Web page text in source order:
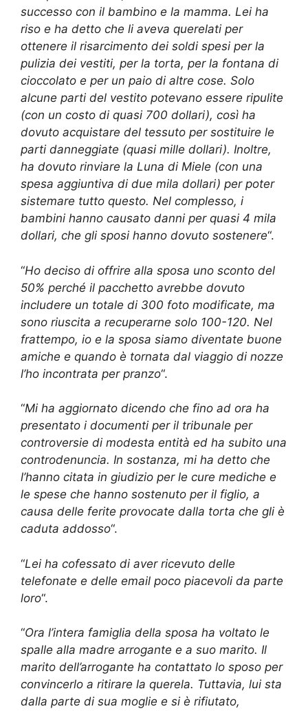
successo con il bambino e la mamma. Lei ha
riso e ha detto che li aveva querelati per
ottenere il risarcimento dei soldi spesi per la
pulizia dei vestiti, per la torta, per la fontana di
cioccolato e per un paio di altre cose. Solo
alcune parti del vestito potevano essere ripulite
(con un costo di quasi 700 dollari), così ha
dovuto acquistare del tessuto per sostituire le
parti danneggiate (quasi mille dollari). Inoltre,
ha dovuto rinviare la Luna di Miele (con una
spesa aggiuntiva di due mila dollari) per poter
sistemare tutto questo. Nel complesso, i
bambini hanno causato danni per quasi 4 mila
dollari, che gli sposi hanno dovuto sostenere“.
“Ho deciso di offrire alla sposa uno sconto del
50% perché il pacchetto avrebbe dovuto
includere un totale di 300 foto modificate, ma
sono riuscita a recuperarne solo 100-120. Nel
frattempo, io e la sposa siamo diventate buone
amiche e quando è tornata dal viaggio di nozze
l’ho incontrata per pranzo“.
“Mi ha aggiornato dicendo che fino ad ora ha
presentato i documenti per il tribunale per
controversie di modesta entità ed ha subito una
controdenuncia. In sostanza, mi ha detto che
l’hanno citata in giudizio per le cure mediche e
le spese che hanno sostenuto per il figlio, a
causa delle ferite provocate dalla torta che gli è
caduta addosso“.
“Lei ha cofessato di aver ricevuto delle
telefonate e delle email poco piacevoli da parte
loro“.
“Ora l’intera famiglia della sposa ha voltato le
spalle alla madre arrogante e a suo marito. Il
marito dell’arrogante ha contattato lo sposo per
convincerlo a ritirare la querela. Tuttavia, lui sta
dalla parte di sua moglie e si è rifiutato,